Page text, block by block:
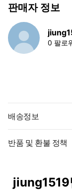
판매자 정보
0 팔로
배송정보
반품 및 환불 정책
jiung1519